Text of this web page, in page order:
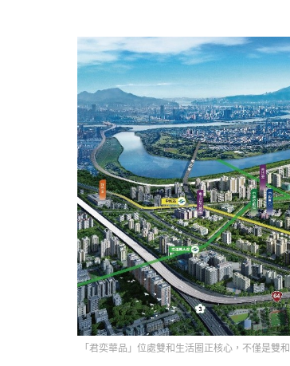
「君奕華品」位處雙和生活圈正核心，不僅是